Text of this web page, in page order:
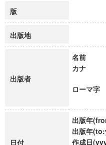
版
出版地
出版者
名前
カナ
ローマ字
日付
出版年
出版年
作成日